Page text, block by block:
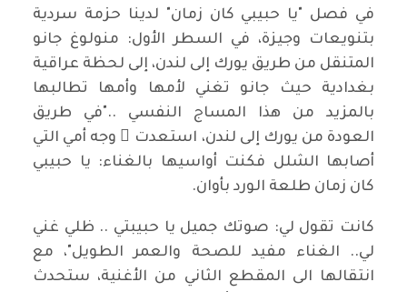
في فصل "يا حبيبي كان زمان" لدينا حزمة سردية
بتنويعات وجيزة، في السطر الأول: منولوغ جانو
المتنقل من طريق يورك إلى لندن، إلى لحظة عراقية
بغدادية حيث جانو تغني لأمها وأمها تطالبها
بالمزيد من هذا المساج النفسي .."في طريق
العودة من يورك إلى لندن، استعدت ُ وجه أمي التي
أصابها الشلل فكنت أواسيها بالغناء: يا حبيبي
كان زمان طلعة الورد بأوان.
كانت تقول لي: صوتك جميل يا حبيبتي .. ظلي غني
لي.. الغناء مفيد للصحة والعمر الطويل"، مع
انتقالها الى المقطع الثاني من الأغنية، ستحدث